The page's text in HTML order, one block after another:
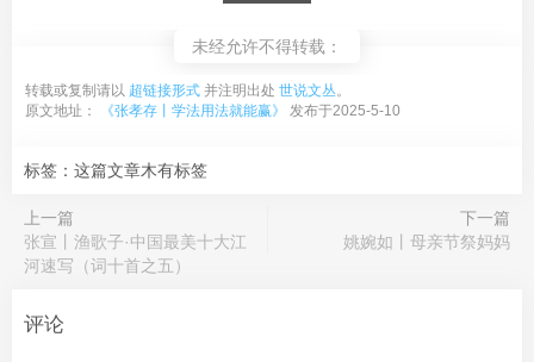
未经允许不得转载：
转载或复制请以 超链接形式 并注明出处 世说文丛。
原文地址：
《张孝存丨学法用法就能赢》 发布于2025-5-10
标签：这篇文章木有标签
上一篇
张宣丨渔歌子·中国最美十大江
河速写（词十首之五）
下一篇
姚婉如丨母亲节祭妈妈
评论